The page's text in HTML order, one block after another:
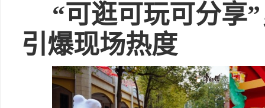
“可逛可玩可分享
引爆现场热度